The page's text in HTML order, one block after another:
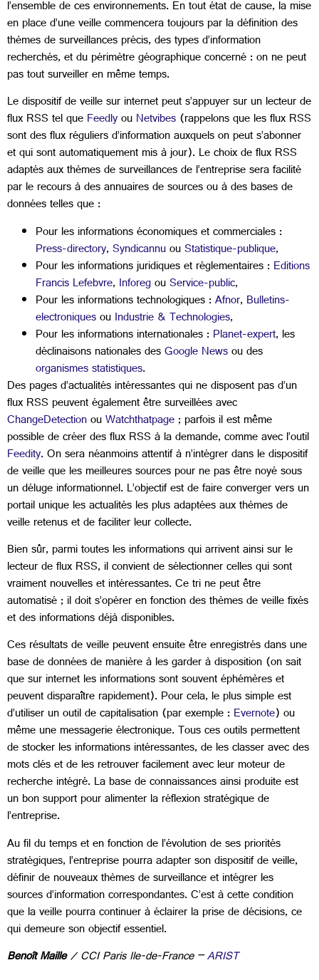
l’ensemble de ces environnements. En tout état de cause, la mise
en place d’une veille commencera toujours par la définition des
thèmes de surveillances précis, des types d’information
recherchés, et du périmètre géographique concerné : on ne peut
pas tout surveiller en même temps.
Le dispositif de veille sur internet peut s’appuyer sur un lecteur de
flux RSS tel queFeedlyouNetvibes(rappelons que les flux RSS
sont des flux réguliers d’information auxquels on peut s’abonner
et qui sont automatiquement mis à jour). Le choix de flux RSS
adaptés aux thèmes de surveillances de l’entreprise sera facilité
par le recours à des annuaires de sources ou à des bases de
données telles que :
Pour les informations économiques et commerciales :
Press-directory,SyndicannuouStatistique-publique,
Pour les informations juridiques et réglementaires :Editions
Francis Lefebvre,InforegouService-public,
Pour les informations technologiques :Afnor,Bulletins-
electroniquesouIndustrie & Technologies,
Pour les informations internationales :Planet-expert, les
déclinaisons nationales desGoogle Newsou des
organismes statistiques.
Des pages d’actualités intéressantes qui ne disposent pas d’un
flux RSS peuvent également être surveillées avec
ChangeDetectionouWatchthatpage; parfois il est même
possible de créer des flux RSS à la demande, comme avec l’outil
Feedity. On sera néanmoins attentif à n’intégrer dans le dispositif
de veille que les meilleures sources pour ne pas être noyé sous
un déluge informationnel. L’objectif est de faire converger vers un
portail unique les actualités les plus adaptées aux thèmes de
veille retenus et de faciliter leur collecte.
Bien sûr, parmi toutes les informations qui arrivent ainsi sur le
lecteur de flux RSS, il convient de sélectionner celles qui sont
vraiment nouvelles et intéressantes. Ce tri ne peut être
automatisé ; il doit s’opérer en fonction des thèmes de veille fixés
et des informations déjà disponibles.
Ces résultats de veille peuvent ensuite être enregistrés dans une
base de données de manière à les garder à disposition (on sait
que sur internet les informations sont souvent éphémères et
peuvent disparaître rapidement). Pour cela, le plus simple est
d’utiliser un outil de capitalisation (par exemple :Evernote) ou
même une messagerie électronique. Tous ces outils permettent
de stocker les informations intéressantes, de les classer avec des
mots clés et de les retrouver facilement avec leur moteur de
recherche intégré. La base de connaissances ainsi produite est
un bon support pour alimenter la réflexion stratégique de
l’entreprise.
Au fil du temps et en fonction de l’évolution de ses priorités
stratégiques, l’entreprise pourra adapter son dispositif de veille,
définir de nouveaux thèmes de surveillance et intégrer les
sources d’information correspondantes. C’est à cette condition
que la veille pourra continuer à éclairer la prise de décisions, ce
qui demeure son objectif essentiel.
Benoît Maille/ CCI Paris Ile-de-France –ARIST